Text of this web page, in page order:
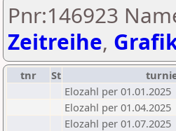
Pnr:146923
Zeitreihe,
tnr St
Elozahl per 01.01.2025
Elozahl per 01.04.2025
Elozahl per 01.07.2025